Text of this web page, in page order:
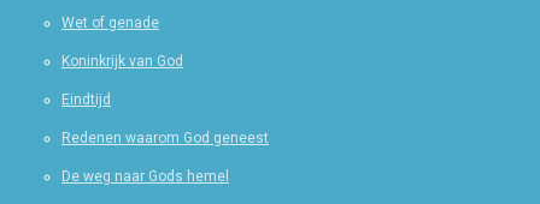
Wet of genade
Koninkrijk van God
Eindtijd
Redenen waarom God geneest
De weg naar Gods hemel